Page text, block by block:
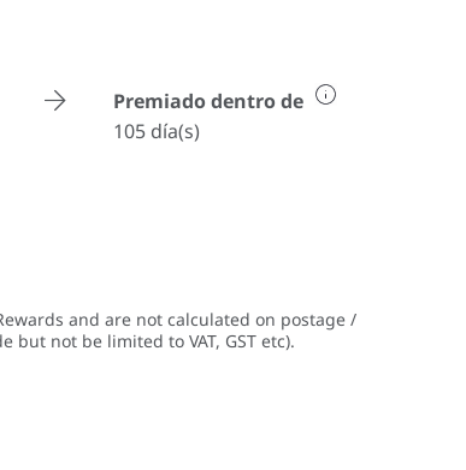
Premiado dentro de
105 día(s)
and are not calculated on postage /
not be limited to VAT, GST etc).